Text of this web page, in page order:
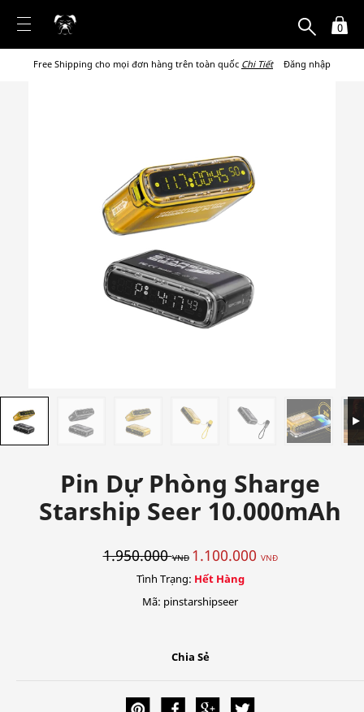
0
Free Shipping cho mọi đơn hàng trên toàn quốc Chi Tiết Đăng nhập
Pin Dự Phòng Sharge
Starship Seer 10.000mAh
1.950.000VNĐ 1.100.000 VNĐ
Tình Trạng: Hết Hàng
Mã: pinstarshipseer
Chia Sẻ